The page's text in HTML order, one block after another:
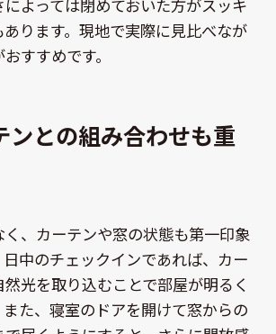
よっては閉めておいた方がスッキ
あります。現地で実際に見比べなが
すすめです。
ンとの組み合わせも重
く、カーテンや窓の状態も第一印象
中のチェックインであれば、カー
光を取り込むことで部屋が明るく
た、寝室のドアを開けて窓からの